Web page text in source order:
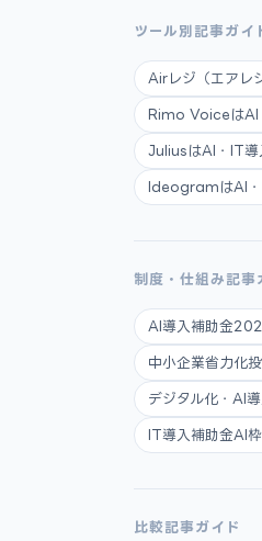
ツール別記事ガイ
Airレジ（エアレ
Rimo VoiceはAI
JuliusはAI・IT導
IdeogramはAI・
制度・仕組み記事
AI導入補助金
中小企業省力化
デジタル化・AI
IT導入補助金AI
比較記事ガイド